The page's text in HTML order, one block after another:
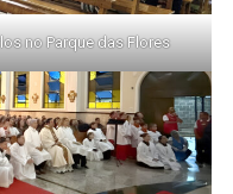
no Parque das Flores